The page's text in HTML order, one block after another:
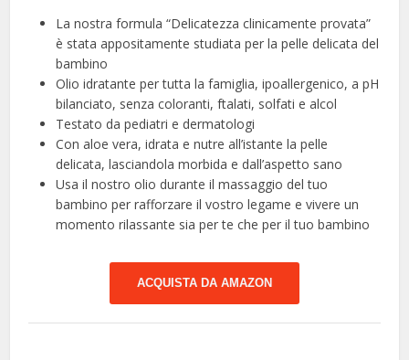
La nostra formula “Delicatezza clinicamente provata”
è stata appositamente studiata per la pelle delicata del
bambino
Olio idratante per tutta la famiglia, ipoallergenico, a pH
bilanciato, senza coloranti, ftalati, solfati e alcol
Testato da pediatri e dermatologi
Con aloe vera, idrata e nutre all’istante la pelle
delicata, lasciandola morbida e dall’aspetto sano
Usa il nostro olio durante il massaggio del tuo
bambino per rafforzare il vostro legame e vivere un
momento rilassante sia per te che per il tuo bambino
ACQUISTA DA AMAZON